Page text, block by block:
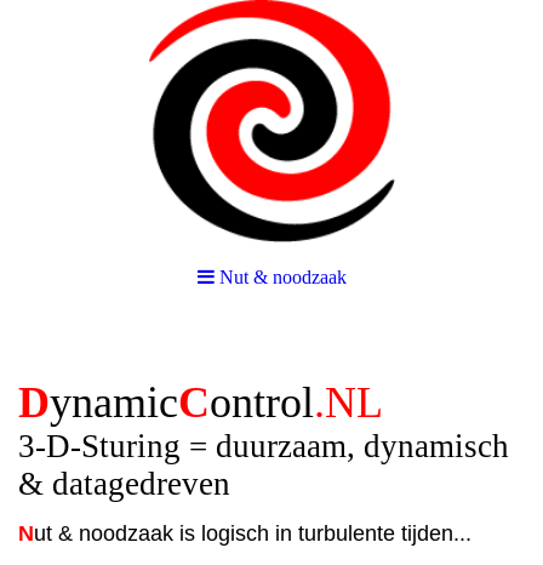
Nut & noodzaak
DynamicControl.NL
3-D-Sturing = duurzaam, dynamisch
& datagedreven
Nut & noodzaak is logisch in turbulente tijden...